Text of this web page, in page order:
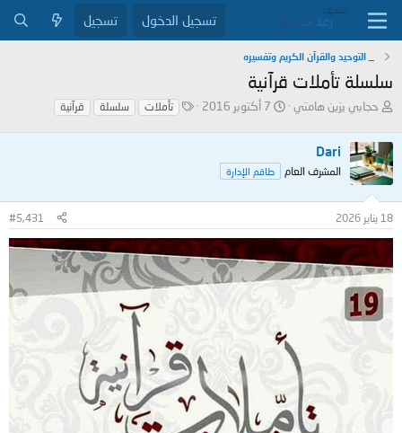
تسجيل الدخول تسجيل
_ التوحيد والقرآن الكريم وتفسيره
سلسلة تأملات قرآنية
ب
د
ئ
ا
ل
م
و
ع
حجابي يزين هامتي
ت
ر
خ
ل
7 أكتوبر 2016
ا
و
تأملات سلسلة قرآنية
Dari
المشرف العام طاقم الإدارة
18 يناير 2026 #5,431